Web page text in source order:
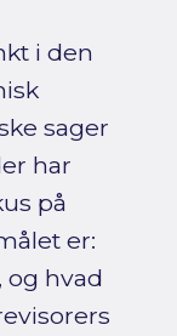
i den
sager
har
på
er:
og hvad